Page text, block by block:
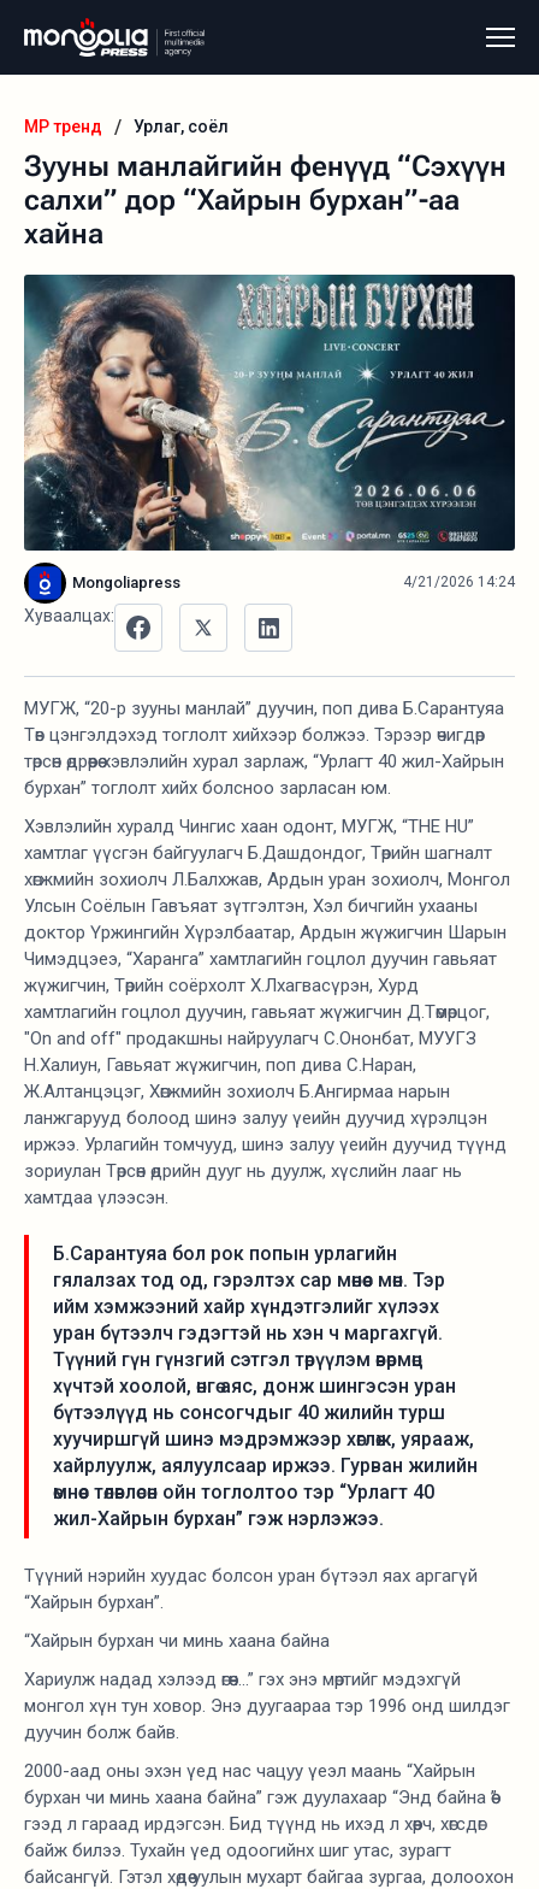
MP тренд / Урлаг, соёл
Зууны манлайгийн фенүүд “Сэхүүн
салхи” дор “Хайрын бурхан”-аа
хайна
Mongoliapress 4/21/2026 14:24
Хуваалцах:
МУГЖ, “20-р зууны манлай” дуучин, поп дива Б.Сарантуяа
Төв цэнгэлдэхэд тоглолт хийхээр болжээ. Тэрээр өчигдөр
төрсөн өдрөөрөө хэвлэлийн хурал зарлаж, “Урлагт 40 жил-Хайрын
бурхан” тоглолт хийх болсноо зарласан юм.
Хэвлэлийн хуралд Чингис хаан одонт, МУГЖ, “THE HU”
хамтлаг үүсгэн байгуулагч Б.Дашдондог, Төрийн шагналт
хөгжмийн зохиолч Л.Балхжав, Ардын уран зохиолч, Монгол
Улсын Соёлын Гавъяат зүтгэлтэн, Хэл бичгийн ухааны
доктор Үржингийн Хүрэлбаатар, Ардын жүжигчин Шарын
Чимэдцэеэ, “Харанга” хамтлагийн гоцлол дуучин гавьяат
жүжигчин, Төрийн соёрхолт Х.Лхагвасүрэн, Хурд
хамтлагийн гоцлол дуучин, гавьяат жүжигчин Д.Төмөрцог,
"On and off" продакшны найруулагч С.Ононбат, МУУГЗ
Н.Халиун, Гавьяат жүжигчин, поп дива С.Наран,
Ж.Алтанцэцэг, Хөгжмийн зохиолч Б.Ангирмаа нарын
ланжгарууд болоод шинэ залуу үеийн дуучид хүрэлцэн
иржээ. Урлагийн томчууд, шинэ залуу үеийн дуучид түүнд
зориулан Төрсөн өдрийн дууг нь дуулж, хүслийн лааг нь
хамтдаа үлээсэн.
Б.Сарантуяа бол рок попын урлагийн
гялалзах тод од, гэрэлтэх сар мөнөөс мөн. Тэр
ийм хэмжээний хайр хүндэтгэлийг хүлээх
уран бүтээлч гэдэгтэй нь хэн ч маргахгүй.
Түүний гүн гүнзгий сэтгэл төрүүлэм өвөрмөц
хүчтэй хоолой, өнгө аяс, донж шингэсэн уран
бүтээлүүд нь сонсогчдыг 40 жилийн турш
хуучиршгүй шинэ мэдрэмжээр хөглөж, уярааж,
хайрлуулж, аялуулсаар иржээ. Гурван жилийн
өмнөөс төлөвлөсөн ойн тоглолтоо тэр “Урлагт 40
жил-Хайрын бурхан” гэж нэрлэжээ.
Түүний нэрийн хуудас болсон уран бүтээл яах аргагүй
“Хайрын бурхан”.
“Хайрын бурхан чи минь хаана байна
Хариулж надад хэлээд өгөөч...” гэх энэ мөртийг мэдэхгүй
монгол хүн тун ховор. Энэ дуугаараа тэр 1996 онд шилдэг
дуучин болж байв.
2000-аад оны эхэн үед нас чацуу үеэл маань “Хайрын
бурхан чи минь хаана байна” гэж дуулахаар “Энд байна өө”
гээд л гараад ирдэгсэн. Бид түүнд нь ихэд л хөөрч, хөгсдөг
байж билээ. Тухайн үед одоогийнх шиг утас, зурагт
байсангүй. Гэтэл хөдөө уулын мухарт байгаа зургаа, долоохон